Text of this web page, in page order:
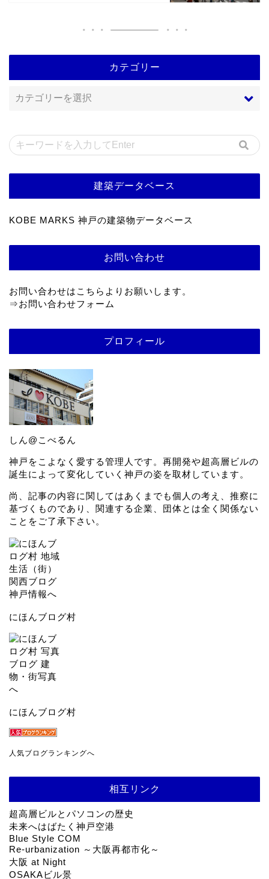
カテゴリー
建築データベース
KOBE MARKS 神戸の建築物データベース
お問い合わせ
お問い合わせはこちらよりお願いします。
⇒お問い合わせフォーム
プロフィール
しん@こべるん
神戸をこよなく愛する管理人です。再開発や超高層ビルの
誕生によって変化していく神戸の姿を取材しています。
尚、記事の内容に関してはあくまでも個人の考え、推察に
基づくものであり、関連する企業、団体とは全く関係ない
ことをご了承下さい。
にほんブログ村
にほんブログ村
人気ブログランキングへ
相互リンク
超高層ビルとパソコンの歴史
未来へはばたく神戸空港
Blue Style COM
Re-urbanization ～大阪再都市化～
大阪 at Night
OSAKAビル景